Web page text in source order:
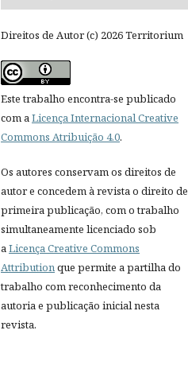
Direitos de Autor (c) 2026 Territorium
Este trabalho encontra-se publicado
com aLicença Internacional Creative
Commons Atribuição 4.0.
Os autores conservam os direitos de
autor e concedem à revista o direito de
primeira publicação, com o trabalho
simultaneamente licenciado sob
aLicença Creative Commons
Attributionque permite a partilha do
trabalho com reconhecimento da
autoria e publicação inicial nesta
revista.